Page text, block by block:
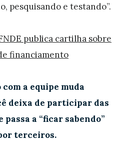
pesquisando e testando”.
publica cartilha sobre
financiamento
com a equipe muda
deixa de participar das
passa a “ficar sabendo”
terceiros.